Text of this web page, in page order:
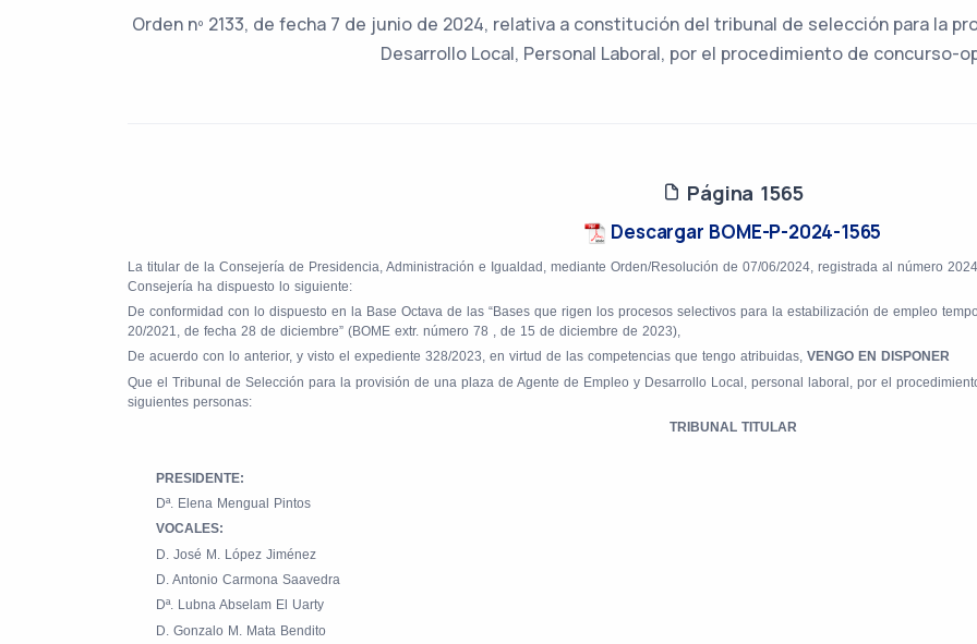
Orden nº 2133, de fecha 7 de junio de 2024, relativa a constitución del tribunal de selección para la
Desarrollo Local, Personal Laboral, por el procedimiento de concurso-
Página 1565
Descargar BOME-P-2024-1565
La titular de la Consejería de Presidencia, Administración e Igualdad, mediante Orden/Resolución de 07/06/2024, registrada al número
Consejería ha dispuesto lo siguiente:
De conformidad con lo dispuesto en la Base Octava de las “Bases que rigen los procesos selectivos para la estabilización de empleo
20/2021, de fecha 28 de diciembre” (BOME extr. número 78 , de 15 de diciembre de 2023),
De acuerdo con lo anterior, y visto el expediente 328/2023, en virtud de las competencias que tengo atribuidas, VENGO EN DISPONER
Que el Tribunal de Selección para la provisión de una plaza de Agente de Empleo y Desarrollo Local, personal laboral, por el
siguientes personas:
TRIBUNAL TITULAR
PRESIDENTE:
Dª. Elena Mengual Pintos
VOCALES:
D. José M. López Jiménez
D. Antonio Carmona Saavedra
Dª. Lubna Abselam El Uarty
D. Gonzalo M. Mata Bendito